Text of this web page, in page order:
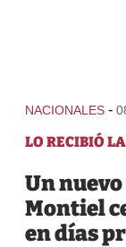
NACIONALES -
LO RECIBIÓ
Un
Montiel
en días